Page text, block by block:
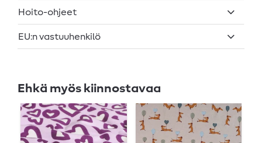
Hoito-ohjeet
EU:n vastuuhenkilö
Ehkä myös kiinnostavaa